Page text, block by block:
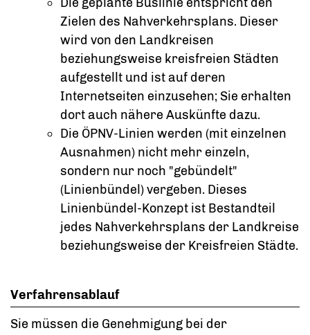
Zielen des Nahverkehrsplans. Dieser
wird von den Landkreisen
beziehungsweise kreisfreien Städten
aufgestellt und ist auf deren
Internetseiten einzusehen; Sie erhalten
dort auch nähere Auskünfte dazu.
Die ÖPNV-Linien werden (mit einzelnen
Ausnahmen) nicht mehr einzeln,
sondern nur noch "gebündelt"
(Linienbündel) vergeben. Dieses
Linienbündel-Konzept ist Bestandteil
jedes Nahverkehrsplans der Landkreise
beziehungsweise der Kreisfreien Städte.
Verfahrensablauf
Sie müssen die Genehmigung bei der